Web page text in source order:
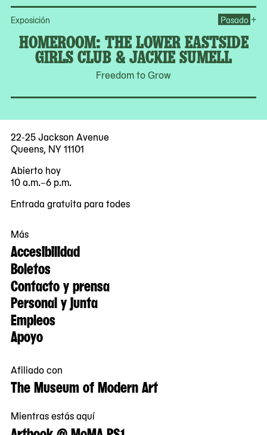
Exposición
HOMEROOM: THE LOWER EASTSIDE
GIRLS CLUB & JACKIE SUMELL
Freedom to Grow
Pasado +
22-25 Jackson Avenue
Queens, NY 11101
Abierto hoy
10 a.m.–6 p.m.
Entrada gratuita para todes
Más
Accesibilidad
Boletos
Contacto y prensa
Personal y junta
Empleos
Apoyo
Afiliado con
The Museum of Modern Art
Mientras estás aquí